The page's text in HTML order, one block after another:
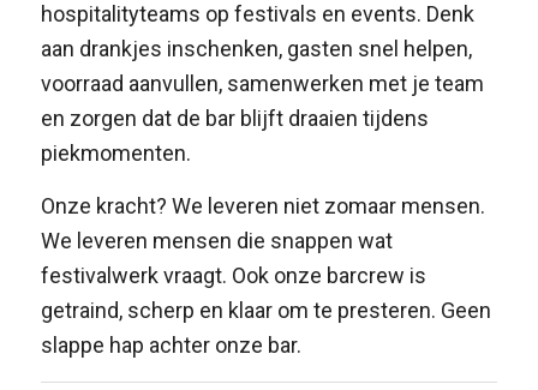
hospitalityteams op festivals en events. Denk
aan drankjes inschenken, gasten snel helpen,
voorraad aanvullen, samenwerken met je team
en zorgen dat de bar blijft draaien tijdens
piekmomenten.
Onze kracht? We leveren niet zomaar mensen.
We leveren mensen die snappen wat
festivalwerk vraagt. Ook onze barcrew is
getraind, scherp en klaar om te presteren. Geen
slappe hap achter onze bar.